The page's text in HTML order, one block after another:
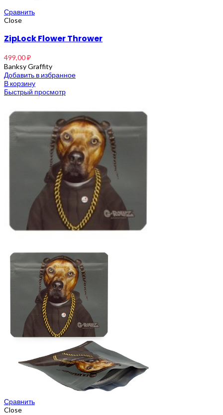
Сравнить
Close
ZipLock Flower Thrower
499,00₽
Banksy Graffity
Добавить в избранное
В корзину
Быстрый просмотр
Сравнить
Close